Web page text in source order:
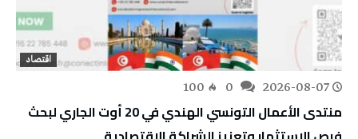
اقتصاد
2026-08-07
100
منتدى الأعمال التونسي الهندي في 20 أوت الجاري لبحث